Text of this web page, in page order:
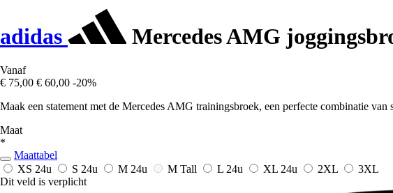
adidas Mercedes AMG
Vanaf
€ 75,00 € 60,00 -20%
Maak een statement met de Mercedes AMG trainingsbroek, een perfecte combinatie
Maat
*
Maattabel
XS 24u S 24u M 24u M Tall L 24u XL 24u 2XL
3XL
Dit veld is verplicht